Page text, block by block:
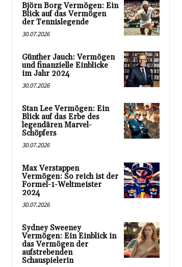
Björn Borg Vermögen: Ein
Blick auf das Vermögen
der Tennislegende
30.07.2026
Günther Jauch: Vermögen
und finanzielle Einblicke
im Jahr 2024
30.07.2026
Stan Lee Vermögen: Ein
Blick auf das Erbe des
legendären Marvel-
Schöpfers
30.07.2026
Max Verstappen
Vermögen: So reich ist der
Formel-1-Weltmeister
2024
30.07.2026
Sydney Sweeney
Vermögen: Ein Einblick in
das Vermögen der
aufstrebenden
Schauspielerin